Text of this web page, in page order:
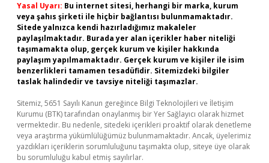
Yasal Uyarı: Bu internet sitesi, herhangi bir marka, kurum
veya şahıs şirketi ile hiçbir bağlantısı bulunmamaktadır.
Sitede yalnızca kendi hazırladığımız makaleler
paylaşılmaktadır. Burada yer alan içerikler haber niteliği
taşımamakta olup, gerçek kurum ve kişiler hakkında
paylaşım yapılmamaktadır. Gerçek kurum ve kişiler ile isim
benzerlikleri tamamen tesadüfidir. Sitemizdeki bilgiler
taslak halindedir ve tavsiye niteliği taşımazlar.
Sitemiz, 5651 Sayılı Kanun gereğince Bilgi Teknolojileri ve İletişim
Kurumu (BTK) tarafından onaylanmış bir Yer Sağlayıcı olarak hizmet
vermektedir. Bu nedenle, sitedeki içerikleri proaktif olarak denetleme
veya araştırma yükümlülüğümüz bulunmamaktadır. Ancak, üyelerimiz
yazdıkları içeriklerin sorumluluğunu taşımakta olup, siteye üye olarak
bu sorumluluğu kabul etmiş sayılırlar.